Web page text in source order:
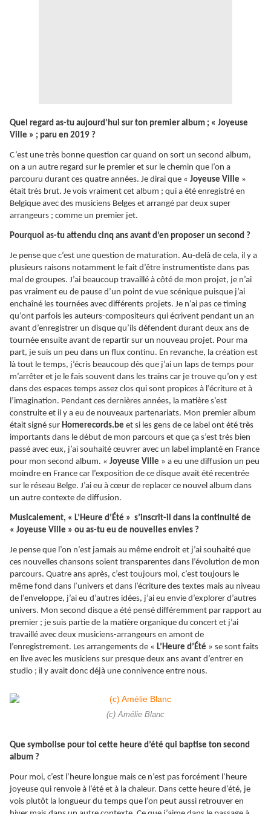
Quel regard as-tu aujourd’hui sur ton premier album ; « Joyeuse
Ville » ; paru en 2019 ?
C’est une très bonne question car quand on sort un second album,
on a un autre regard sur le premier et sur le chemin que l’on a
parcouru durant ces quatre années. Je dirai que « Joyeuse Ville »
était très brut. Je vois vraiment cet album ; qui a été enregistré en
Belgique avec des musiciens Belges et arrangé par deux super
arrangeurs ; comme un premier jet.
Pourquoi as-tu attendu cinq ans avant d’en proposer un second ?
Je pense que c’est une question de maturation. Au-delà de cela, il y a
plusieurs raisons notamment le fait d’être instrumentiste dans pas
mal de groupes. J’ai beaucoup travaillé à côté de mon projet, je n’ai
pas vraiment eu de pause d’un point de vue scénique puisque j’ai
enchaîné les tournées avec différents projets. Je n’ai pas ce timing
qu’ont parfois les auteurs-compositeurs qui écrivent pendant un an
avant d’enregistrer un disque qu’ils défendent durant deux ans de
tournée ensuite avant de repartir sur un nouveau projet. Pour ma
part, je suis un peu dans un flux continu. En revanche, la création est
là tout le temps, j’écris beaucoup dès que j’ai un laps de temps pour
m’arrêter et je le fais souvent dans les trains car je trouve qu’on y est
dans des espaces temps assez clos qui sont propices à l’écriture et à
l’imagination. Pendant ces dernières années, la matière s’est
construite et il y a eu de nouveaux partenariats. Mon premier album
était signé sur Homerecords.be et si les gens de ce label ont été très
importants dans le début de mon parcours et que ça s’est très bien
passé avec eux, j’ai souhaité œuvrer avec un label implanté en France
pour mon second album. « Joyeuse Ville » a eu une diffusion un peu
moindre en France car l’exposition de ce disque avait été recentrée
sur le réseau Belge. J’ai eu à cœur de replacer ce nouvel album dans
un autre contexte de diffusion.
Musicalement, « L’Heure d’Été » s’inscrit-il dans la continuité de
« Joyeuse Ville » ou as-tu eu de nouvelles envies ?
Je pense que l’on n’est jamais au même endroit et j’ai souhaité que
ces nouvelles chansons soient transparentes dans l’évolution de mon
parcours. Quatre ans après, c’est toujours moi, c’est toujours le
même fond dans l’univers et dans l’écriture des textes mais au niveau
de l’enveloppe, j’ai eu d’autres idées, j’ai eu envie d’explorer d’autres
univers. Mon second disque a été pensé différemment par rapport au
premier ; je suis partie de la matière organique du concert et j’ai
travaillé avec deux musiciens-arrangeurs en amont de
l’enregistrement. Les arrangements de « L’Heure d’Été » se sont faits
en live avec les musiciens sur presque deux ans avant d’entrer en
studio ; il y avait donc déjà une connivence entre nous.
(c) Amélie Blanc
Que symbolise pour toi cette heure d’été qui baptise ton second
album ?
Pour moi, c’est l’heure longue mais ce n’est pas forcément l’heure
joyeuse qui renvoie à l’été et à la chaleur. Dans cette heure d’été, je
vois plutôt la longueur du temps que l’on peut aussi retrouver en